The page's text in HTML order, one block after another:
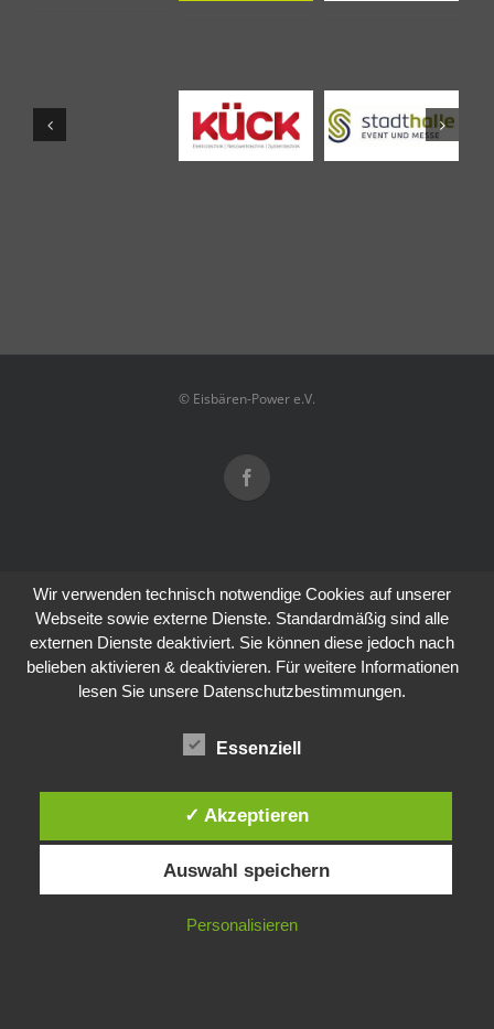
© Eisbären-Power e.V.
Wir verwenden technisch notwendige Cookies auf unserer
Webseite sowie externe Dienste. Standardmäßig sind alle
externen Dienste deaktiviert. Sie können diese jedoch nach
belieben aktivieren & deaktivieren. Für weitere Informationen
lesen Sie unsere Datenschutzbestimmungen.
Essenziell
✓ Akzeptieren
Auswahl speichern
Personalisieren